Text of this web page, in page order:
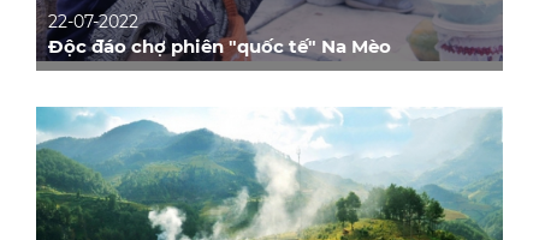
22-07-2022
Độc đáo chợ phiên "quốc tế" Na Mèo